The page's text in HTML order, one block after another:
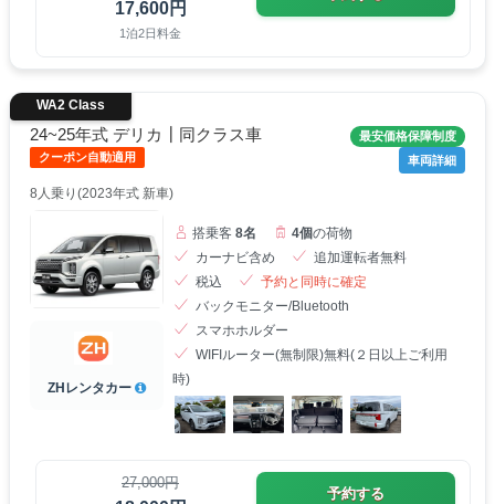
17,600円
1泊2日料金
24~25年式 デリカ┃同クラス車
最安価格保障制度
クーポン自動適用
車両詳細
WA2 Class
8人乗り(2023年式 新車)
ZHレンタカー
搭乗客8名 4個の荷物
カーナビ含め
追加運転者無料
税込
予約と同時に確定
バックモニター/Bluetooth
スマホホルダー
WIFIルーター(無制限)無料(２日以上ご利用
時)
27,000円
予約する